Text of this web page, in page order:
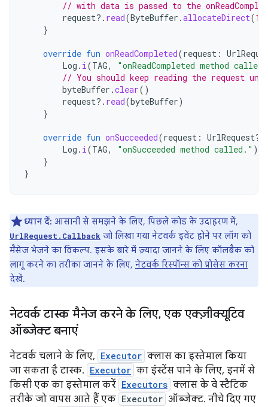
// with data is passed to the
request?. read(ByteBuffer .allocateDirect(
}
override fun onReadCompleted(request :
Log . i(TAG,
"onReadCompleted method
// You should keep reading the request
byteBuffer .clear()
request?. read(byteBuffer)
}
override fun onSucceeded(request : UrlRequest?,
Log . i(TAG, "onSucceeded method called." )
}
}
ध्यान दें: आसानी से समझने के लिए, पिछले कोड के उदाहरण में,
UrlRequest.Callback जो लिखा गया नेटवर्क इवेंट होने पर लॉग को
मैसेज भेजने का विकल्प. इसके बारे में ज़्यादा जानने के लिए कॉलबैक को
लागू करने का तरीका जानने के लिए, नेटवर्क रिस्पॉन्स को प्रोसेस करना
देखें.
नेटवर्क टास्क मैनेज करने के लिए,एक एक्ज़ीक्यूटिव
ऑब्जेक्ट बनाएं
नेटवर्क चलाने के लिए, Executor क्लास का इस्तेमाल किया
जा सकता है टास्क. Executor का इंस्टेंस पाने के लिए, इनमें से
किसी एक का इस्तेमाल करें Executors क्लास के वे स्टैटिक
तरीके जो वापस आते हैं एक Executor ऑब्जेक्ट. नीचे दिए गए